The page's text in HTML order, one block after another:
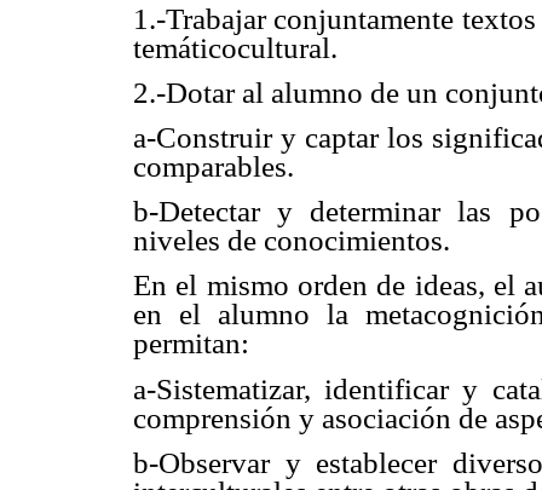
1.-Trabajar conjuntamente
temáticocultural.
2.-Dotar al alumno de un
a-Construir y captar los
comparables.
b-Detectar y determinar las
niveles de conocimientos.
En el mismo orden de ideas, el
en el alumno la
permitan:
a-Sistematizar, identificar y
comprensión y asociación de
b-Observar y establecer